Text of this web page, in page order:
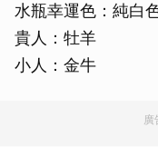
水瓶幸運色：純白
貴人：牡羊
小人：金牛
廣